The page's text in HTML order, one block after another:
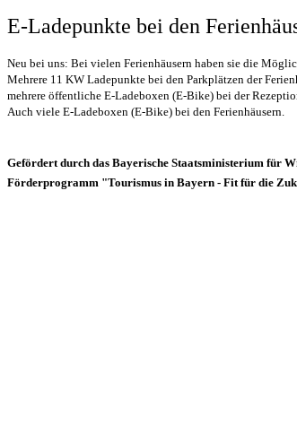
E-Ladepunkte bei den
Neu bei uns: Bei vielen Ferienhäusern haben sie die
Mehrere 11 KW Ladepunkte bei den Parkplätzen der
mehrere öffentliche E-Ladeboxen (E-Bike) bei der
Auch viele E-Ladeboxen (E-Bike) bei den Ferienhäusern.
Gefördert durch das Bayerische Staatsministerium für
Förderprogramm "Tourismus in Bayern - Fit für die